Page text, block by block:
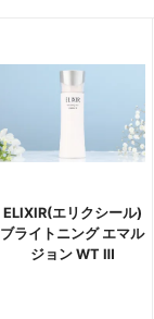
ELIXIR(エリクシール)
ブライトニング エマル
ジョン WT Ⅲ